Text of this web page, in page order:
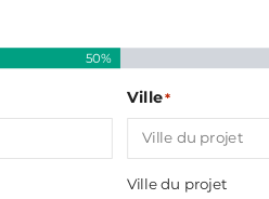
50%
Ville*
Ville du projet